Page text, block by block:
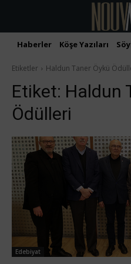
Haberler Köşe Yazıları
Etiketler Haldun Taner Öykü
Etiket: Haldun
Ödülleri
Edebiyat